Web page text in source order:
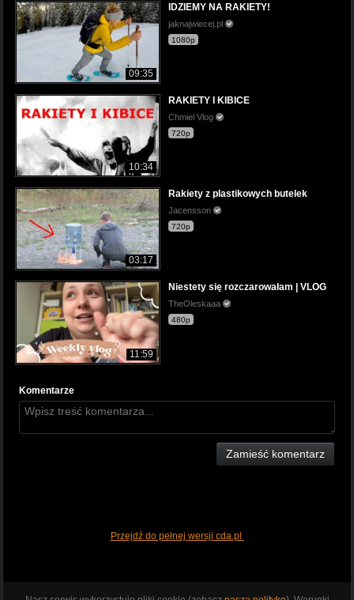
09:35
IDZIEMY NA RAKIETY!
jaknajwiecej.pl
1080p
10:34
RAKIETY I KIBICE
Chmiel Vlog
720p
03:17
Rakiety z plastikowych butelek
Jacensson
720p
11:59
Niestety się rozczarowałam | VLOG
TheOleskaaa
480p
Komentarze
Zamieść komentarz
Przejdź do pełnej wersji cda.pl